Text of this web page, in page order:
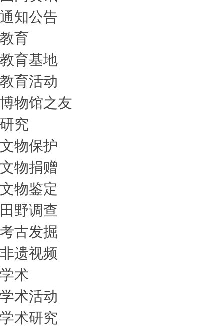
通知公告
教育
教育基地
教育活动
博物馆之友
研究
文物保护
文物捐赠
文物鉴定
田野调查
考古发掘
非遗视频
学术
学术活动
学术研究